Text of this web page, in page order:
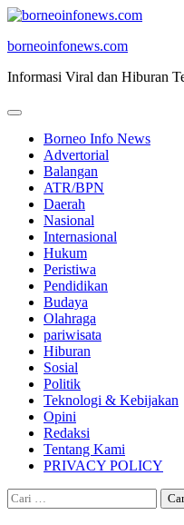
Skip
content
borneoinfonews.com
Informasi Viral dan Hiburan
Borneo Info News
Advertorial
Balangan
ATR/BPN
Daerah
Nasional
Internasional
Hukum
Peristiwa
Pendidikan
Budaya
Olahraga
pariwisata
Hiburan
Sosial
Politik
Teknologi & Kebijakan
Opini
Redaksi
Tentang Kami
PRIVACY POLICY
Cari
untuk: